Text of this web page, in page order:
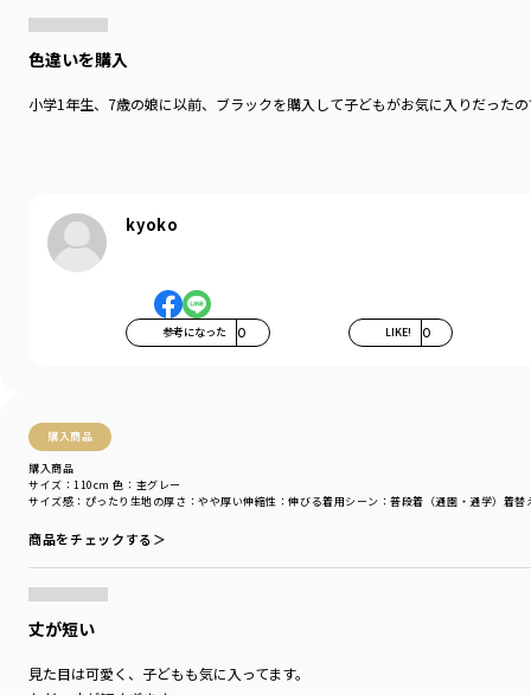
色違いを購入
小学1年生、7歳の娘に以前、ブラックを購入して子どもがお気に入りだった
kyoko
参考になった 0 LIKE! 0
購入商品
購入商品
サイズ感 ：ぴったり 生地の厚さ ：やや厚い伸縮性 ：伸びる着用シーン ：普段着（通園・通学） 着替
サイズ：110cm 色：杢グレー
商品をチェックする＞
丈が短い
見た目は可愛く、子どもも気に入ってます。